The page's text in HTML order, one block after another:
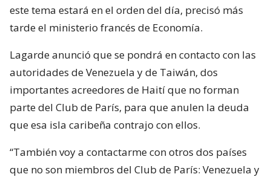
este tema estará en el orden del día, precisó más
tarde el ministerio francés de Economía.
Lagarde anunció que se pondrá en contacto con las
autoridades de Venezuela y de Taiwán, dos
importantes acreedores de Haití que no forman
parte del Club de París, para que anulen la deuda
que esa isla caribeña contrajo con ellos.
“También voy a contactarme con otros dos países
que no son miembros del Club de París: Venezuela y